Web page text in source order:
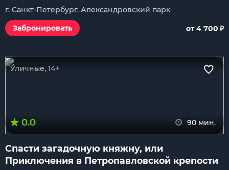
г. Санкт-Петербург, Александровский парк
Забронировать
от 4 700 ₽
Уличные, 14+
0.0 90 мин.
Спасти загадочную княжну, или
Приключения в Петропавловской крепости